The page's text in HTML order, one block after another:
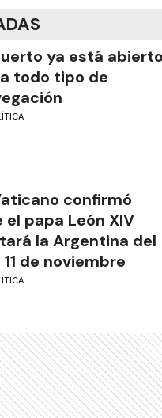
ya está abierto
todo tipo de
confirmó
el papa León XIV
la Argentina del
11 de noviembre